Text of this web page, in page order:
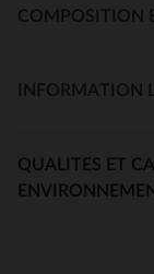
COMPOSITION
INFORMATION
QUALITES ET